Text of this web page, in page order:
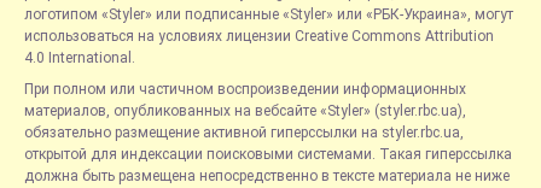
логотипом «Styler» или подписанные «Styler» или «РБК-Украина», могут
использоваться на условиях лицензии Creative Commons Attribution
4.0 International.
При полном или частичном воспроизведении информационных
материалов, опубликованных на вебсайте «Styler» (styler.rbc.ua),
обязательно размещение активной гиперссылки на styler.rbc.ua,
открытой для индексации поисковыми системами. Такая гиперссылка
должна быть размещена непосредственно в тексте материала не ниже